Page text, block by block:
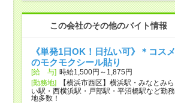
この会社のその他のバイト情報
《単発1日OK！日払い可》＊コスメ
のモクモクシール貼り
[給 与] 時給1,500円～1,875円
[勤務地]
【横浜市西区】横浜駅・みなとみら
い駅・西横浜駅・戸部駅・平沼橋駅など勤務
地多数！